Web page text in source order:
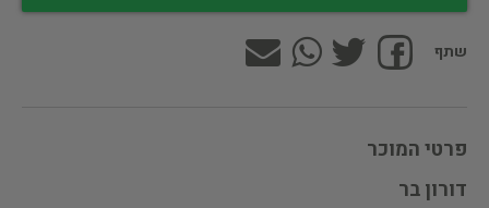
שתף
פרטי המוכר
דורון בר